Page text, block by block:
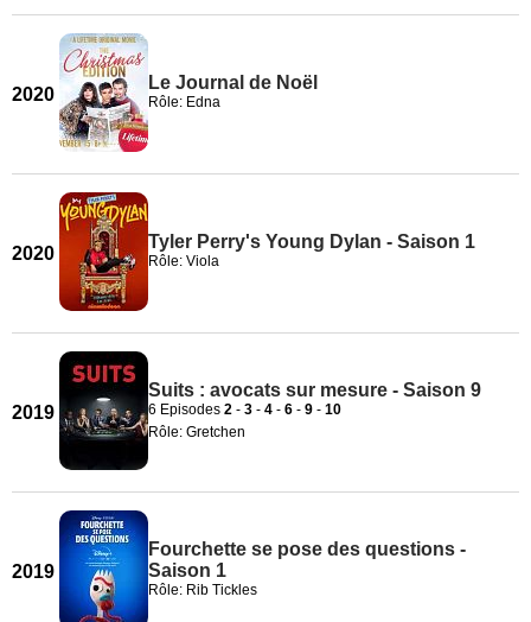
2020
Le Journal de Noël
Rôle: Edna
2020
Tyler Perry's Young Dylan - Saison 1
Rôle: Viola
2019
Suits : avocats sur mesure - Saison 9
6 Episodes 2 - 3 - 4 - 6 - 9 - 10
Rôle: Gretchen
2019
Fourchette se pose des questions -
Saison 1
Rôle: Rib Tickles